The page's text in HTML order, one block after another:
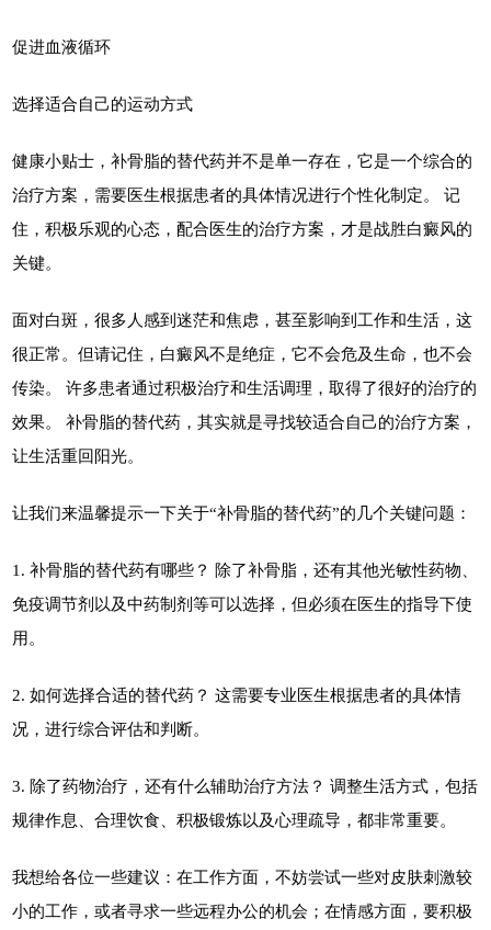
促进血液循环
选择适合自己的运动方式
健康小贴士，补骨脂的替代药并不是单一存在，它是一个综合的
治疗方案，需要医生根据患者的具体情况进行个性化制定。 记
住，积极乐观的心态，配合医生的治疗方案，才是战胜白癜风的
关键。
面对白斑，很多人感到迷茫和焦虑，甚至影响到工作和生活，这
很正常。但请记住，白癜风不是绝症，它不会危及生命，也不会
传染。 许多患者通过积极治疗和生活调理，取得了很好的治疗的
效果。 补骨脂的替代药，其实就是寻找较适合自己的治疗方案，
让生活重回阳光。
让我们来温馨提示一下关于“补骨脂的替代药”的几个关键问题：
1. 补骨脂的替代药有哪些？ 除了补骨脂，还有其他光敏性药物、
免疫调节剂以及中药制剂等可以选择，但必须在医生的指导下使
用。
2. 如何选择合适的替代药？ 这需要专业医生根据患者的具体情
况，进行综合评估和判断。
3. 除了药物治疗，还有什么辅助治疗方法？ 调整生活方式，包括
规律作息、合理饮食、积极锻炼以及心理疏导，都非常重要。
我想给各位一些建议：在工作方面，不妨尝试一些对皮肤刺激较
小的工作，或者寻求一些远程办公的机会；在情感方面，要积极